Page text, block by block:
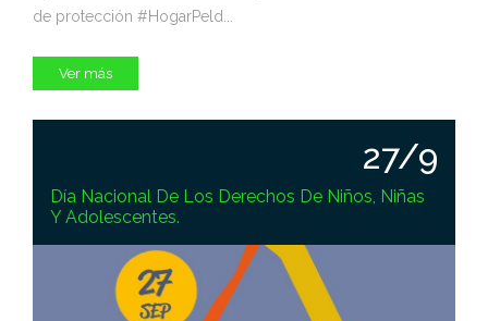
de protección #HogarPeld...
Ver más
27/9
Día Nacional De Los Derechos De Niños, Niñas
Y Adolescentes.